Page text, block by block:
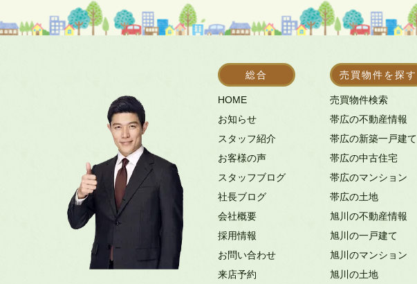
総合
HOME
お知らせ
スタッフ紹介
お客様の声
スタッフブログ
社長ブログ
会社概要
採用情報
お問い合わせ
来店予約
売買物件を探す
売買物件検索
帯広の不動産情報
帯広の新築一戸建て
帯広の中古住宅
帯広のマンション
帯広の土地
旭川の不動産情報
旭川の一戸建て
旭川のマンション
旭川の土地